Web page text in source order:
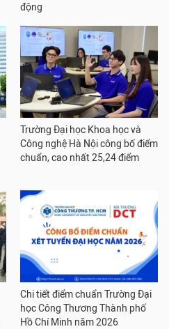
động
Trường Đại học Khoa học và
Công nghệ Hà Nội công bố điểm
chuẩn, cao nhất 25,24 điểm
Chi tiết điểm chuẩn Trường Đại
học Công Thương Thành phố
Hồ Chí Minh năm 2026